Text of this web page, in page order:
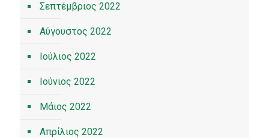
Σεπτέμβριος 2022
Αύγουστος 2022
Ιούλιος 2022
Ιούνιος 2022
Μάιος 2022
Απρίλιος 2022